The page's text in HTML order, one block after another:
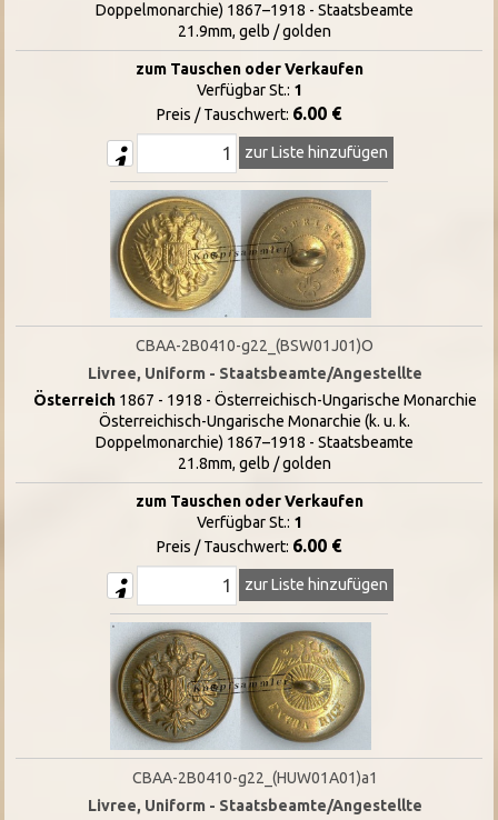
Doppelmonarchie) 1867–1918 - Staatsbeamte
21.9mm, gelb / golden
zum Tauschen oder Verkaufen
Verfügbar St.: 1
Preis / Tauschwert: 6.00 €
zur Liste hinzufügen
CBAA-2B0410-g22_(BSW01J01)O
Livree, Uniform - Staatsbeamte/Angestellte
Österreich1867 - 1918 - Österreichisch-Ungarische Monarchie
Österreichisch-Ungarische Monarchie (k. u. k.
Doppelmonarchie) 1867–1918 - Staatsbeamte
21.8mm, gelb / golden
zum Tauschen oder Verkaufen
Verfügbar St.: 1
Preis / Tauschwert: 6.00 €
zur Liste hinzufügen
CBAA-2B0410-g22_(HUW01A01)a1
Livree, Uniform - Staatsbeamte/Angestellte